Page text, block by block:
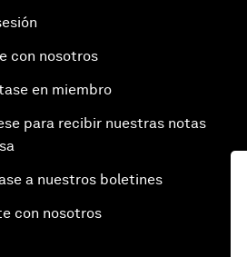
con nosotros
en miembro
para recibir nuestras notas
a nuestros boletines
con nosotros